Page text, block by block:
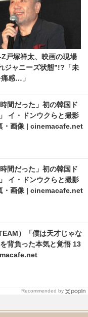
戸塚祥太、映画の現場
ジャニーズ状態”!?「未
感…」
間だった」初の韓国ド
イ・ドンウクらと撮影
・画像 | cinemacafe.net
間だった」初の韓国ド
イ・ドンウクらと撮影
・画像 | cinemacafe.net
）「僕は天才じゃな
背負った本気と覚悟 13
Recommended by